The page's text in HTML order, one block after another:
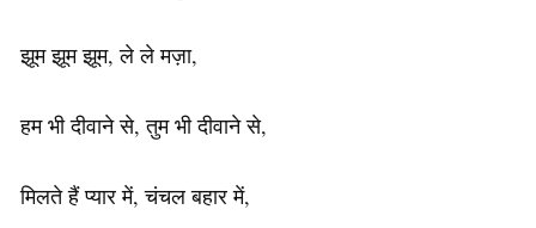
झूम झूम झूम, ले ले मज़ा,
हम भी दीवाने से, तुम भी दीवाने से,
मिलते हैं प्यार में, चंचल बहार में,